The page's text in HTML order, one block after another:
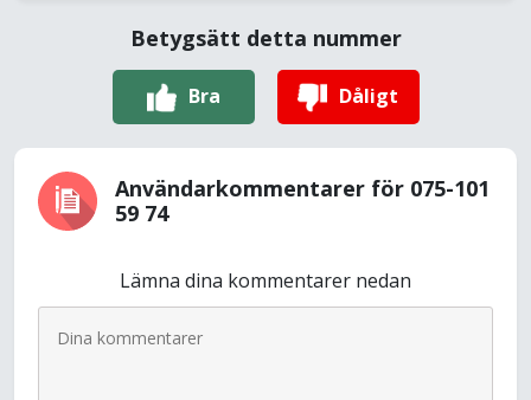
Betygsätt detta nummer
Bra Dåligt
Användarkommentarer för 075-101
59 74
Lämna dina kommentarer nedan